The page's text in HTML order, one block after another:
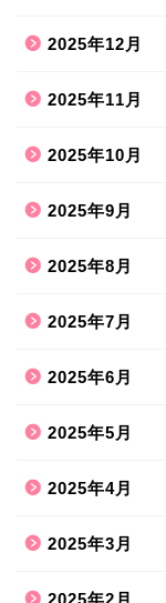
2025年12月
2025年11月
2025年10月
2025年9月
2025年8月
2025年7月
2025年6月
2025年5月
2025年4月
2025年3月